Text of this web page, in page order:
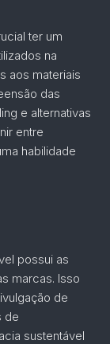
ter um
na
aos materiais
das
e alternativas
entre
habilidade
possui as
marcas. Isso
de
de
sustentável